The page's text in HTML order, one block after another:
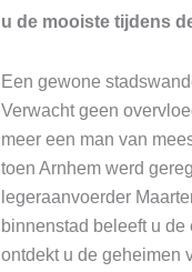
u de mooiste tijdens
Een gewone
Verwacht geen
meer een man van
toen Arnhem werd
legeraanvoerder
binnenstad beleeft u
ontdekt u de geheimen